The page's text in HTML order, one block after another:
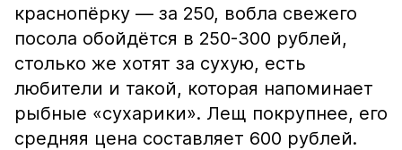
краснопёрку — за 250, вобла свежего
посола обойдётся в 250-300 рублей,
столько же хотят за сухую, есть
любители и такой, которая напоминает
рыбные «сухарики». Лещ покрупнее, его
средняя цена составляет 600 рублей.